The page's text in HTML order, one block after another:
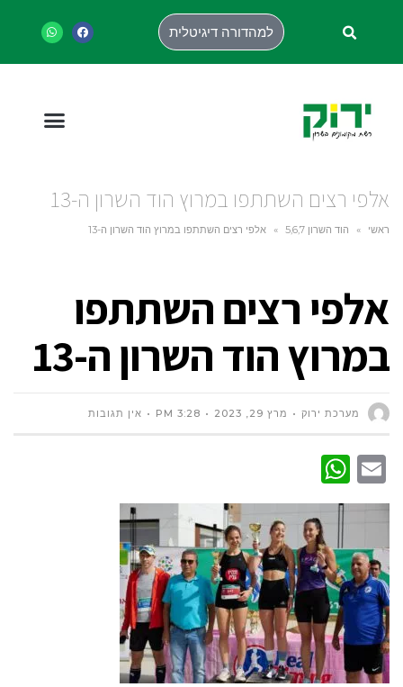
למהדורה דיגיטלית
אלפי רצים השתתפו במרוץ הוד השרון ה-13
ראשי » הוד השרון 5,6,7 » אלפי רצים השתתפו במרוץ הוד השרון ה-13
אלפי רצים השתתפו
במרוץ הוד השרון ה-13
מערכת ירוק מרץ 29, 2023 3:28 PM אין תגובות
Email